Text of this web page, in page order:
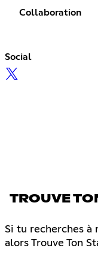
Collaboration
Social
TROUVE
Si tu recherches
alors Trouve Ton